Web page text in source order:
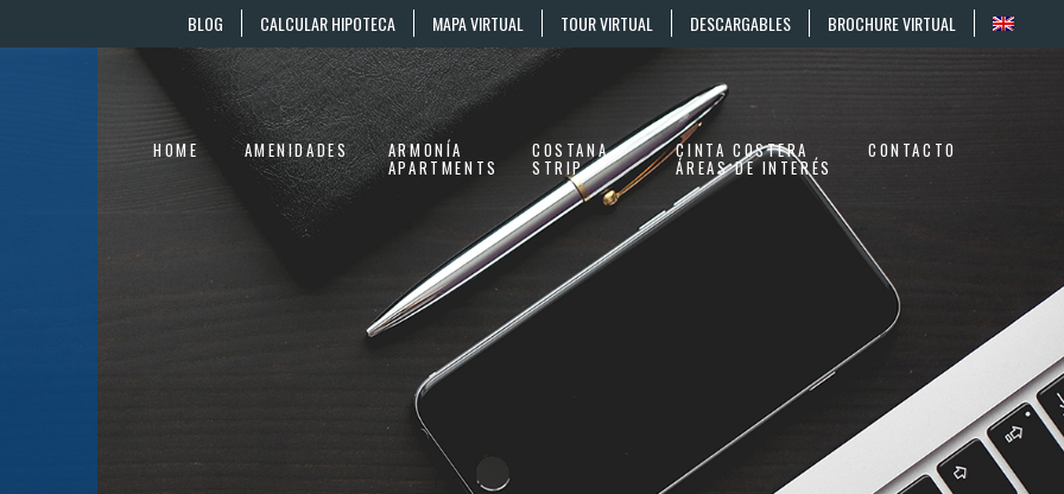
BROCHURE VIRTUAL
DESCARGABLES
TOUR VIRTUAL
MAPA VIRTUAL
CALCULAR HIPOTECA
BLOG
HOME AMENIDADES ARMONÍA
APARTMENTS
COSTANA
STRIP
CINTA COSTERA
ÁREAS DE INTERÉS
CONTACTO